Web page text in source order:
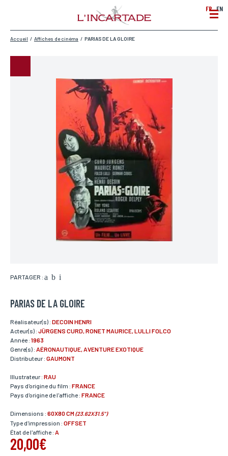
FR EN
Accueil / Affiches de cinéma / PARIAS DE LA GLOIRE
PARTAGER :
PARIAS DE LA GLOIRE
Réalisateur(s) : DECOIN HENRI
Acteur(s) : JÜRGENS CURD, RONET MAURICE, LULLI FOLCO
Année : 1963
Genre(s) : AÉRONAUTIQUE, AVENTURE EXOTIQUE
Distributeur : GAUMONT
Illustrateur : RAU
Pays d'origine du film : FRANCE
Pays d'origine de l'affiche : FRANCE
Dimensions : 60X80 CM(23.62X31.5")
Type d'impression : OFFSET
État de l'affiche : A
20,00€